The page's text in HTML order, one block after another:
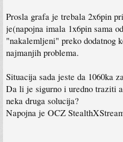
Prosla grafa je trebala 2x6pin
je(napojna imala 1x6pin sama
"nakalemljeni" preko dodatnog
najmanjih problema.
Situacija sada jeste da 1060ka
Da li je sigurno i uredno traziti
neka druga solucija?
Napojna je OCZ